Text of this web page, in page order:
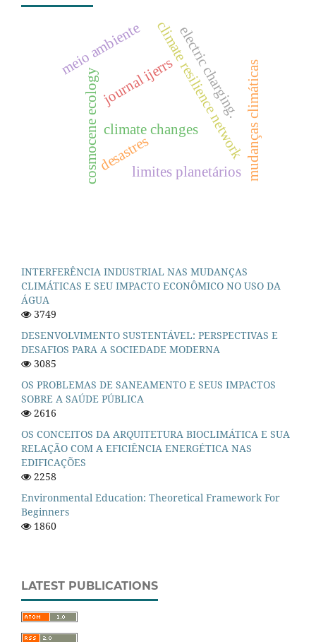
journal ijerrsclimate resilience network
cosmocene ecology climate changes mudanças climáticas
meio ambiente
desastreslimites planetários
electric charging.
INTERFERÊNCIA INDUSTRIAL NAS MUDANÇAS
CLIMÁTICAS E SEU IMPACTO ECONÔMICO NO USO DA
ÁGUA
3749
DESENVOLVIMENTO SUSTENTÁVEL: PERSPECTIVAS E
DESAFIOS PARA A SOCIEDADE MODERNA
3085
OS PROBLEMAS DE SANEAMENTO E SEUS IMPACTOS
SOBRE A SAÚDE PÚBLICA
2616
OS CONCEITOS DA ARQUITETURA BIOCLIMÁTICA E SUA
RELAÇÃO COM A EFICIÊNCIA ENERGÉTICA NAS
EDIFICAÇÕES
2258
Environmental Education: Theoretical Framework For
Beginners
1860
LATEST PUBLICATIONS